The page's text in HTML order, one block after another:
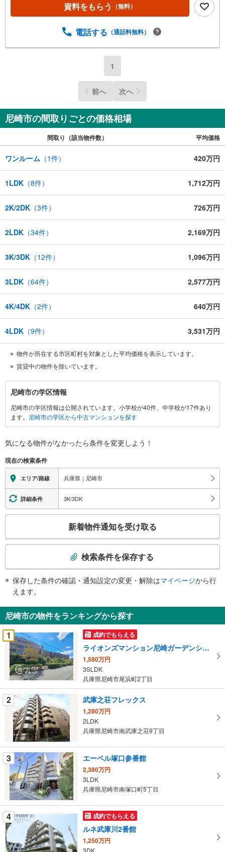
資料をもらう （無料）
電話する （通話料無料）
1
前へ 次へ
尼崎市の間取りごとの価格相場
間取り（該当物件数） 平均価格
ワンルーム （1件） 420万円
1LDK （8件） 1,712万円
2K/2DK （3件） 726万円
2LDK （34件） 2,169万円
3K/3DK （12件） 1,096万円
3LDK （64件） 2,577万円
4K/4DK （2件） 640万円
4LDK （9件） 3,531万円
物件が所在する市区町村を対象とした平均価格を表示しています。
賃貸中の物件を除いています。
尼
崎
市
に
す
情
報
尼崎市の学区情報
尼崎市の学区情報は公開されています。小学校が40件、中学校が17件あり
ます。
尼崎市の学区から中古マンションを探す
気になる物件がなかったら条件を変更しよう！
現在の検索条件
エリア/路線 兵庫県｜尼崎市
詳細条件 3K/3DK
検
知
を
受
け
取
る
・
件
を
ー
ジ
に
保
存
す
る
新着物件通知を受け取る
検索条件を保存する
保存した条件の確認・通知設定の変更・解除はマイページから行
えます。
尼崎市の物件をランキングから探す
1
成約でもらえる
ライオンズマンション尼崎ガーデンシティ
1,580万円
3SLDK
兵庫県尼崎市尾浜町2丁目
2 武庫之荘フレックス
1,280万円
2LDK
兵庫県尼崎市南武庫之荘9丁目
3 エーベル塚口参番館
2,380万円
3LDK
兵庫県尼崎市南塚口町5丁目
4 成約でもらえる
ルネ武庫川2番館
1,250万円
3DK